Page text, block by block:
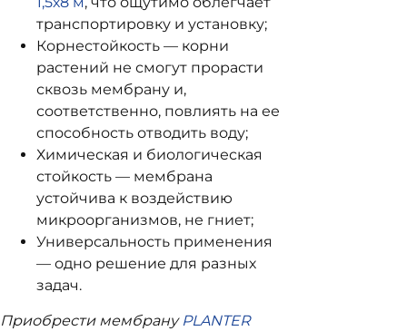
транспортировку и установку;
Корнестойкость — корни
растений не смогут прорасти
сквозь мембрану и,
соответственно, повлиять на ее
способность отводить воду;
Химическая и биологическая
стойкость — мембрана
устойчива к воздействию
микроорганизмов, не гниет;
Универсальность применения
— одно решение для разных
задач.
Приобрести мембрану PLANTER